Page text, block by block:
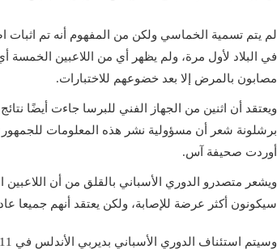
لم يتم تسمية الخماسي ولكن من المفهوم أنه تم اثبات
في البلاد لأول مرة، ولم يظهر أي من اللاعبين الخمسة
مصابون بالمرض إلا بعد خضوعهم للاختبارات.
ويعتقد أن اثنين من الجهاز الفني للبرسا جاءت أيضًا
برشلونة شعر أن مسؤولية نشر هذه المعلومات للجمهور
أوردت صحيفة آس.
ويشعر متصدرو الدوري الأسباني بالقلق من أن
سيكونون أكثر عرضة للإصابة، ولكن يعتقد أنهم جميعا